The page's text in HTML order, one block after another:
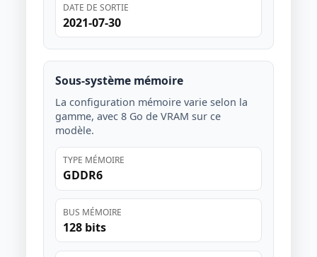
DATE DE SORTIE
2021-07-30
Sous-système mémoire
La configuration mémoire varie selon la
gamme, avec 8 Go de VRAM sur ce
modèle.
TYPE MÉMOIRE
GDDR6
BUS MÉMOIRE
128 bits